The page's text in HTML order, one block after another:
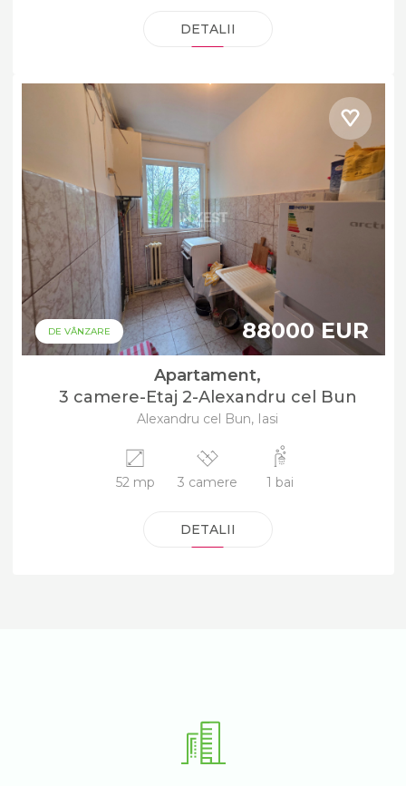
DETALII
DE VÂNZARE 88000 EUR
Apartament,
3 camere-Etaj 2-Alexandru cel Bun
Alexandru cel Bun, Iasi
52 mp 3 camere 1 bai
DETALII